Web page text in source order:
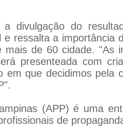
divulgação do
ressalta a importância
de 60 cidade. "As
presenteada com
que decidimos pela
(APP) é uma
de